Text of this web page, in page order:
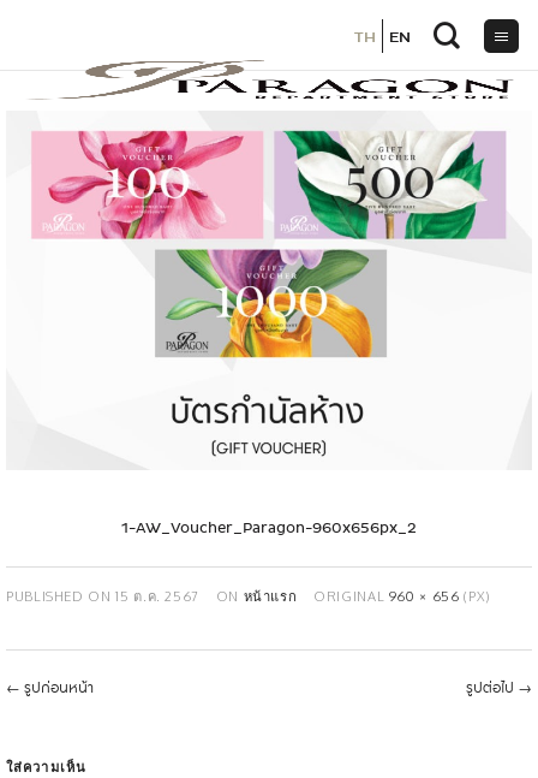
เนื้อหา
1-AW_Voucher_Paragon-960x656px_2
PUBLISHED ON15 ต.ค. 2567 ON หน้าแรก ORIGINAL 960 × 656 (PX)
← รูปก่อนหน้า รูปต่อไป →
ใส่ความเห็น
TH EN
TH EN